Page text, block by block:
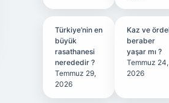
Türkiye’nin en
büyük
rasathanesi
nerededir ?
Temmuz 29,
2026
Kaz ve
beraber
yaşar mı ?
Temmuz 24,
2026